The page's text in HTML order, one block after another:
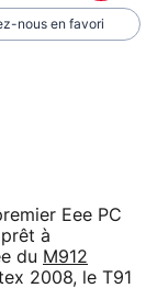
nous en favori
Eee PC
à
du M912
2008, le T91